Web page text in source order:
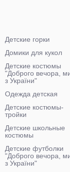
Детские горки
Домики для кукол
Детские костюмы
"Доброго вечора,
з України"
Одежда детская
Детские костюмы-
тройки
Детские школьные
костюмы
Детские футболки
"Доброго вечора,
з України"